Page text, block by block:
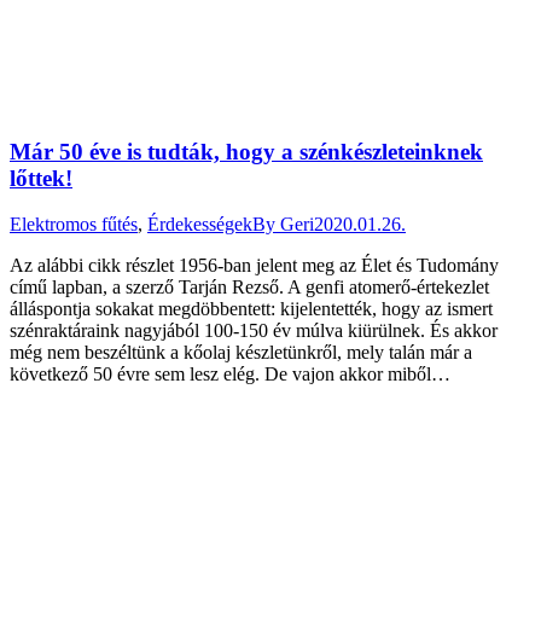
Már 50 éve is tudták, hogy a szénkészleteinknek
lőttek!
Elektromos fűtés, ÉrdekességekBy Geri2020.01.26.
Az alábbi cikk részlet 1956-ban jelent meg az Élet és Tudomány
című lapban, a szerző Tarján Rezső. A genfi atomerő-értekezlet
álláspontja sokakat megdöbbentett: kijelentették, hogy az ismert
szénraktáraink nagyjából 100-150 év múlva kiürülnek. És akkor
még nem beszéltünk a kőolaj készletünkről, mely talán már a
következő 50 évre sem lesz elég. De vajon akkor miből…